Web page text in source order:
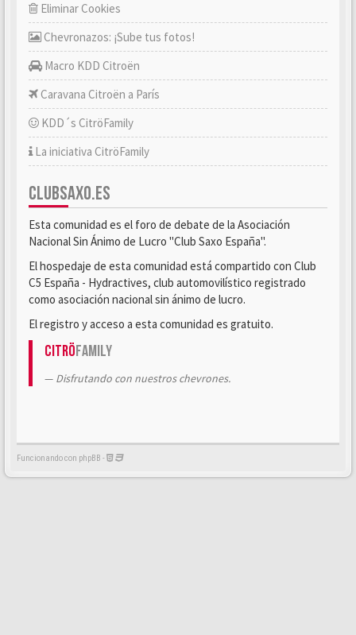
Eliminar Cookies
Chevronazos: ¡Sube tus fotos!
Macro KDD Citroën
Caravana Citroën a París
KDD´s CitröFamily
La iniciativa CitröFamily
CLUBSAXO.ES
Esta comunidad es el foro de debate de la Asociación
Nacional Sin Ánimo de Lucro "Club Saxo España".
El hospedaje de esta comunidad está compartido con Club
C5 España - Hydractives, club automovilístico registrado
como asociación nacional sin ánimo de lucro.
El registro y acceso a esta comunidad es gratuito.
CitröFamily
Disfrutando con nuestros chevrones.
Funcionando con phpBB -